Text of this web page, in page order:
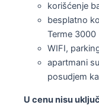
korišćenje
besplatno
Terme 3000
WIFI,
apartmani
posudjem
U cenu nisu